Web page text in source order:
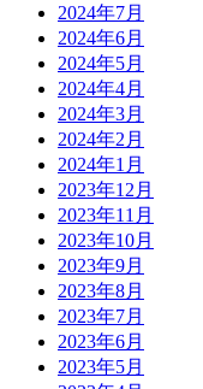
2024年7月
2024年6月
2024年5月
2024年4月
2024年3月
2024年2月
2024年1月
2023年12月
2023年11月
2023年10月
2023年9月
2023年8月
2023年7月
2023年6月
2023年5月